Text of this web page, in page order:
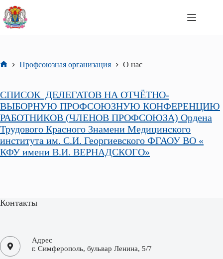
Перейти
сути
Профсоюзная организация О нас
СПИСОК ДЕЛЕГАТОВ НА ОТЧЁТНО-
ВЫБОРНУЮ ПРОФСОЮЗНУЮ КОНФЕРЕНЦИЮ
РАБОТНИКОВ (ЧЛЕНОВ ПРОФСОЮЗА) Ордена
Трудового Красного Знамени Медицинского
института им. С.И. Георгиевского ФГАОУ ВО «
КФУ имени В.И. ВЕРНАДСКОГО»
Контакты
Адрес
г. Симферополь, бульвар Ленина, 5/7